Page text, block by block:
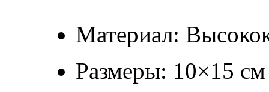
Материал:
Размеры: 10×15 см